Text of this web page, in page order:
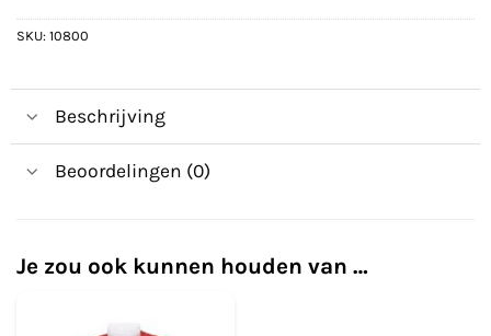
SKU: 10800
Beschrijving
Beoordelingen (0)
Je zou ook kunnen houden van …